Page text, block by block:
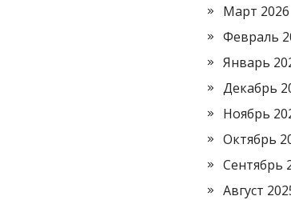
Март 2026
Февраль
Январь
Декабрь
Ноябрь
Октябрь
Сентябрь
Август